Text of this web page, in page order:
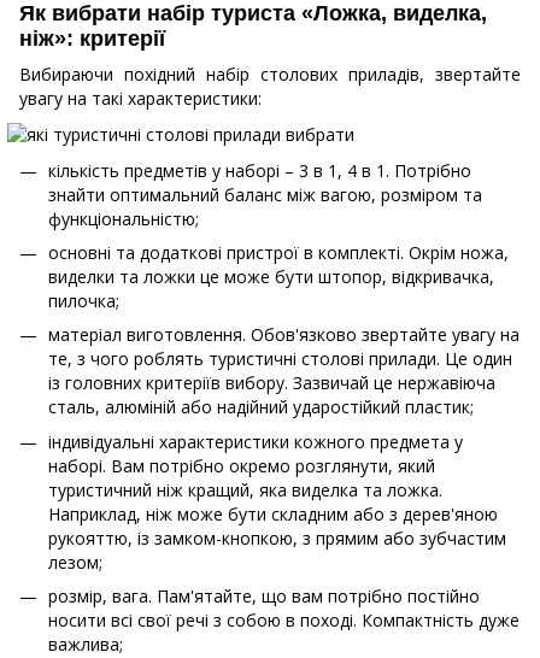
Як вибрати набір туриста «Ложка, виделка,
ніж»: критерії
Вибираючи похідний набір столових приладів, звертайте
увагу на такі характеристики:
кількість предметів у наборі – 3 в 1, 4 в 1. Потрібно
знайти оптимальний баланс між вагою, розміром та
функціональністю;
основні та додаткові пристрої в комплекті. Окрім ножа,
виделки та ложки це може бути штопор, відкривачка,
пилочка;
матеріал виготовлення. Обов'язково звертайте увагу на
те, з чого роблять туристичні столові прилади. Це один
із головних критеріїв вибору. Зазвичай це нержавіюча
сталь, алюміній або надійний ударостійкий пластик;
індивідуальні характеристики кожного предмета у
наборі. Вам потрібно окремо розглянути, який
туристичний ніж кращий, яка виделка та ложка.
Наприклад, ніж може бути складним або з дерев'яною
рукояттю, із замком-кнопкою, з прямим або зубчастим
лезом;
розмір, вага. Пам'ятайте, що вам потрібно постійно
носити всі свої речі з собою в поході. Компактність дуже
важлива;